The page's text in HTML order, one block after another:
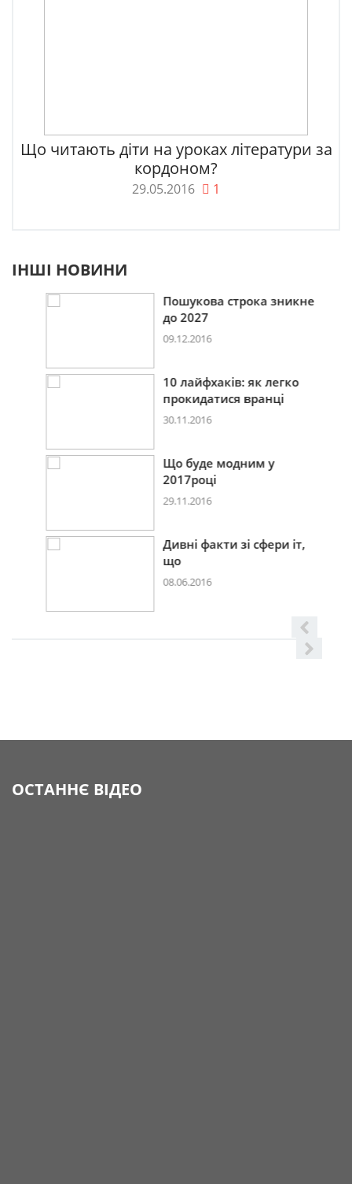
Що читають діти на уроках літератури за
кордоном?
29.05.2016 1
ІНШІ НОВИНИ
Пошукова строка зникне
до 2027
09.12.2016
10 лайфхаків: як легко
прокидатися вранці
30.11.2016
Що буде модним у
2017році
29.11.2016
Дивні факти зі сфери іт,
08.06.2016
ОСТАННЄ ВІДЕО